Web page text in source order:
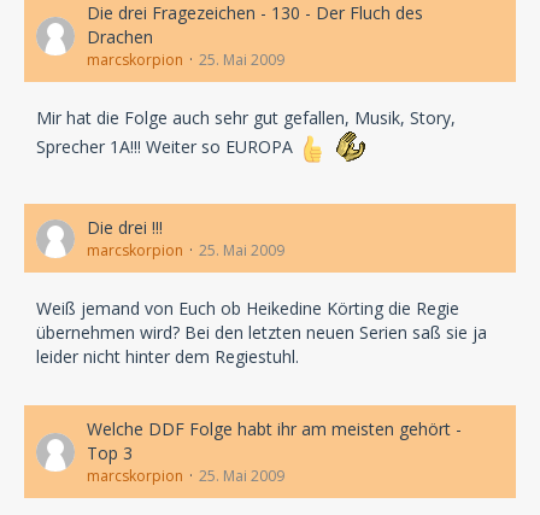
Die drei Fragezeichen - 130 - Der Fluch des
Drachen
marcskorpion 25. Mai 2009
Mir hat die Folge auch sehr gut gefallen, Musik, Story,
Sprecher 1A!!! Weiter so EUROPA
Die drei !!!
marcskorpion 25. Mai 2009
Weiß jemand von Euch ob Heikedine Körting die Regie
übernehmen wird? Bei den letzten neuen Serien saß sie ja
leider nicht hinter dem Regiestuhl.
Welche DDF Folge habt ihr am meisten gehört -
Top 3
marcskorpion 25. Mai 2009